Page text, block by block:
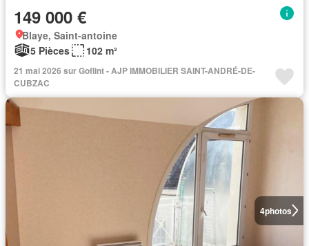
149 000 €
Blaye, Saint-antoine
5 Pièces
102 m²
21 mai 2026 sur Goflint - AJP IMMOBILIER SAINT-ANDRÉ-DE-
CUBZAC
4photos